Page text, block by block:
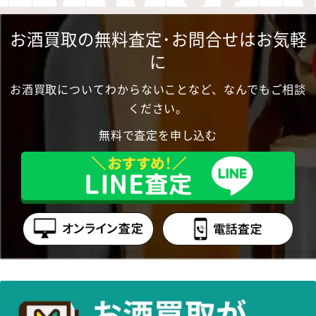
お酒買取の無料査定･お問合せはお気軽
に
お酒買取についてわからないことなど、なんでもご相談
ください。
無料で査定を申し込む